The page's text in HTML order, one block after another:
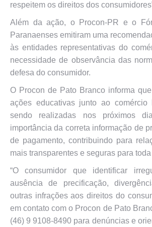
respeitem os direitos dos
Além da ação, o Procon-PR e o
Paranaenses emitiram uma
às entidades representativas do
necessidade de observância das
defesa do consumidor.
O Procon de Pato Branco informa
ações educativas junto ao comércio
sendo realizadas nos próximos
importância da correta informação de
de pagamento, contribuindo para
mais transparentes e seguras para
“O consumidor que identificar
ausência de precificação,
outras infrações aos direitos do
em contato com o Procon de Pato
(46) 9 9108-8490 para denúncias e